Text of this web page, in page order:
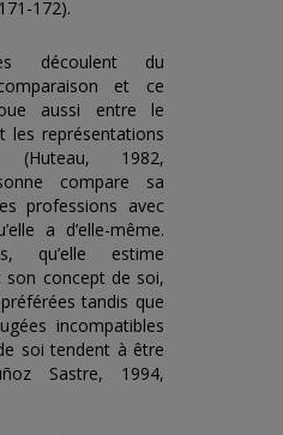
172).
découlent du
et ce
aussi entre le
les représentations
(Huteau, 1982,
compare sa
professions avec
a d’elle-même.
qu’elle estime
son concept de soi,
tandis que
incompatibles
soi tendent à être
Sastre, 1994,